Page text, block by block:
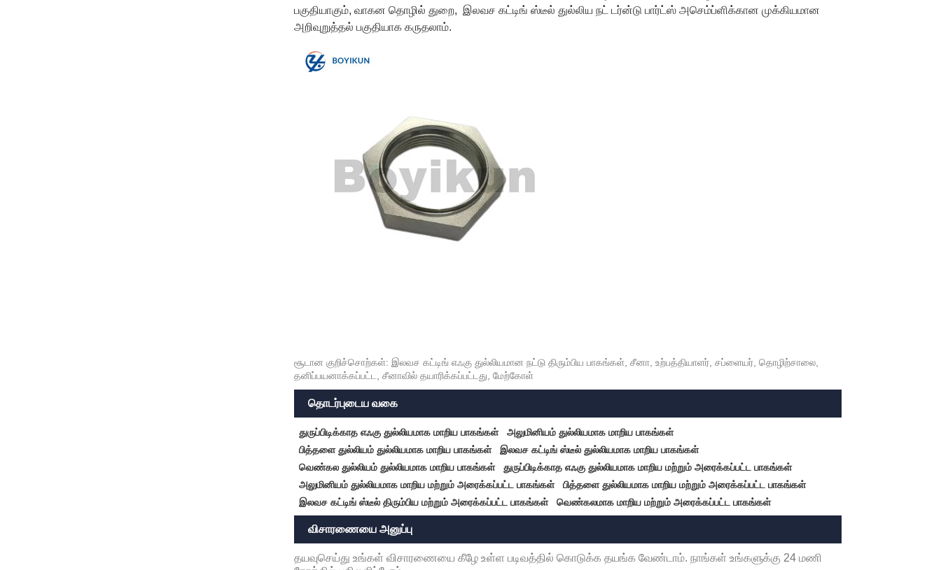
பகுதியாகும், வாகன தொழில் துறை, இலவச கட்டிங் ஸ்டீல் துல்லிய நட் டர்ன்டு பார்ட்ஸ் அசெம்ப்ளிக்கான முக்கியமான
அறிவுறுத்தல் பகுதியாக கருதலாம்.
சூடான குறிச்சொற்கள்: இலவச கட்டிங் எஃகு துல்லியமான நட்டு திரும்பிய பாகங்கள், சீனா, உற்பத்தியாளர், சப்ளையர், தொழிற்சாலை,
தனிப்பயனாக்கப்பட்ட, சீனாவில் தயாரிக்கப்பட்டது, மேற்கோள்
தொடர்புடைய வகை
துருப்பிடிக்காத எஃகு துல்லியமாக மாறிய பாகங்கள்
அலுமினியம் துல்லியமாக மாறிய பாகங்கள்
பித்தளை துல்லியம் துல்லியமாக மாறிய பாகங்கள்
இலவச கட்டிங் ஸ்டீல் துல்லியமாக மாறிய பாகங்கள்
வெண்கல துல்லியம் துல்லியமாக மாறிய பாகங்கள்
துருப்பிடிக்காத எஃகு துல்லியமாக மாறிய மற்றும் அரைக்கப்பட்ட பாகங்கள்
அலுமினியம் துல்லியமாக மாறிய மற்றும் அரைக்கப்பட்ட பாகங்கள்
பித்தளை துல்லியமாக மாறிய மற்றும் அரைக்கப்பட்ட பாகங்கள்
இலவச கட்டிங் ஸ்டீல் திரும்பிய மற்றும் அரைக்கப்பட்ட பாகங்கள்
வெண்கலமாக மாறிய மற்றும் அரைக்கப்பட்ட பாகங்கள்
விசாரணையை அனுப்பு
தயவுசெய்து உங்கள் விசாரணையை கீழே உள்ள படிவத்தில் கொடுக்க தயங்க வேண்டாம். நாங்கள் உங்களுக்கு 24 மணி